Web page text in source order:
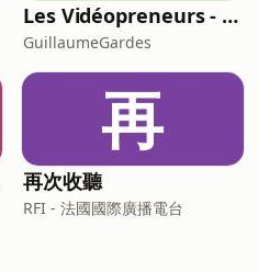
Les Vidéopreneurs - Le Podcast des vidéastes entrepreneurs.
GuillaumeGardes
再
再次收聽
RFI - 法國國際廣播電台